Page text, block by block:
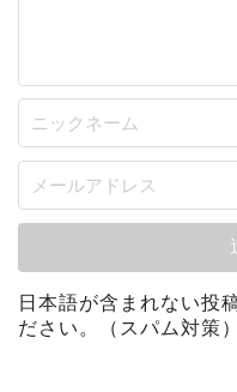
日本語が含まれない投
ださい。（スパム対策）